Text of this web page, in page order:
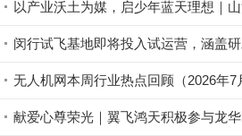
无人机网本周行业热点回顾（2026年7
献爱心尊荣光｜翼飞鸿天积极参与龙